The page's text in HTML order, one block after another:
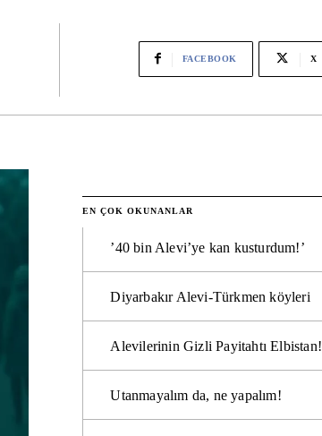
FACEBOOK X
EN ÇOK OKUNANLAR
’40 bin Alevi’ye kan kusturdum!’
Diyarbakır Alevi-Türkmen köyleri
Alevilerinin Gizli Payitahtı Elbistan!
Utanmayalım da, ne yapalım!